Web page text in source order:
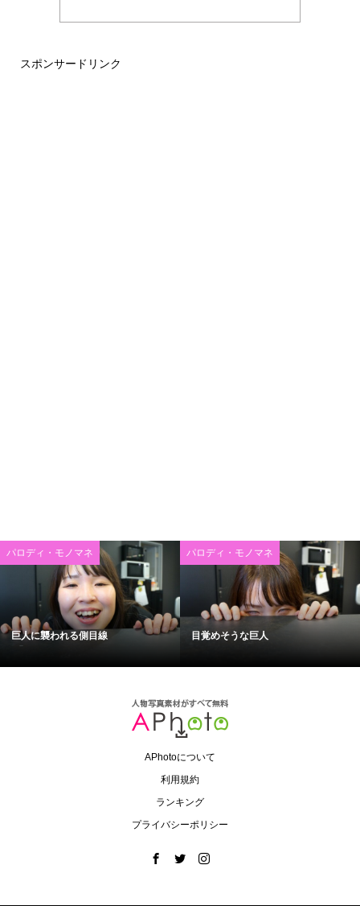
スポンサードリンク
パロディ・モノマネ
巨人に襲われる側目線
パロディ・モノマネ
目覚めそうな巨人
APhotoについて
利用規約
ランキング
プライバシーポリシー